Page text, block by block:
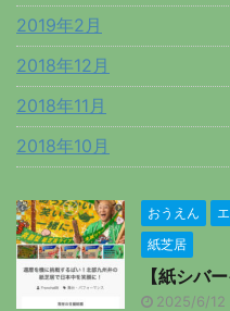
2019年2月
2018年12月
2018年11月
2018年10月
おうえん
紙芝居
【紙シバ
2025/6/12